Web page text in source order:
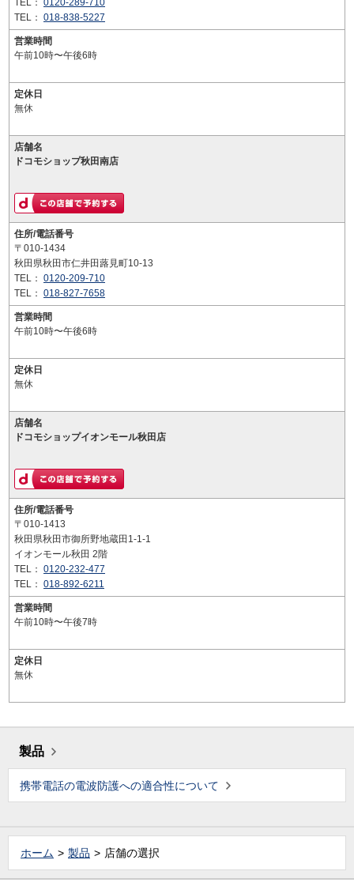
TEL： 0120-289-710
TEL： 018-838-5227
営業時間
午前10時〜午後6時
定休日
無休
店舗名
ドコモショップ秋田南店
住所/電話番号
〒010-1434
秋田県秋田市仁井田蕗見町10-13
TEL： 0120-209-710
TEL： 018-827-7658
営業時間
午前10時〜午後6時
定休日
無休
店舗名
ドコモショップイオンモール秋田店
住所/電話番号
〒010-1413
秋田県秋田市御所野地蔵田1-1-1
イオンモール秋田 2階
TEL： 0120-232-477
TEL： 018-892-6211
営業時間
午前10時〜午後7時
定休日
無休
製品
携帯電話の電波防護への適合性について
ホーム 製品 店舗の選択